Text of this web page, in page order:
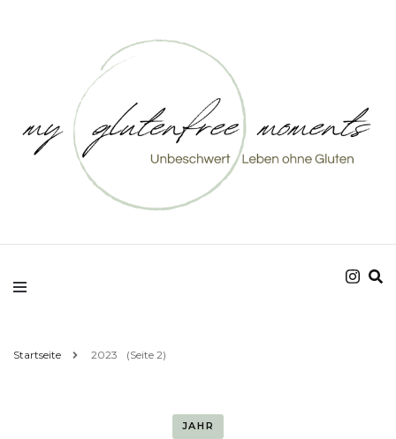
my glutenfree
Startseite 2023 (Seite 2)
JAHR